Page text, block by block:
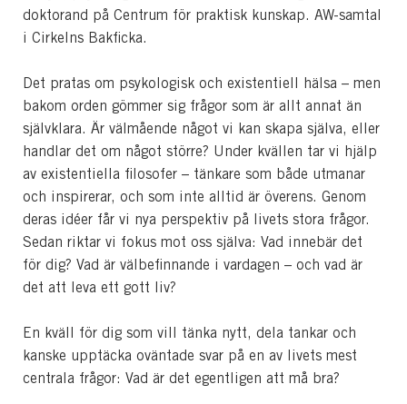
doktorand på Centrum för praktisk kunskap. AW-samtal
i Cirkelns Bakficka.
Det pratas om psykologisk och existentiell hälsa – men
bakom orden gömmer sig frågor som är allt annat än
självklara. Är välmående något vi kan skapa själva, eller
handlar det om något större? Under kvällen tar vi hjälp
av existentiella filosofer – tänkare som både utmanar
och inspirerar, och som inte alltid är överens. Genom
deras idéer får vi nya perspektiv på livets stora frågor.
Sedan riktar vi fokus mot oss själva: Vad innebär det
för dig? Vad är välbefinnande i vardagen – och vad är
det att leva ett gott liv?
En kväll för dig som vill tänka nytt, dela tankar och
kanske upptäcka oväntade svar på en av livets mest
centrala frågor: Vad är det egentligen att må bra?